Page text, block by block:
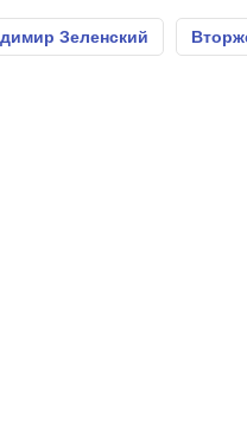
Зеленский